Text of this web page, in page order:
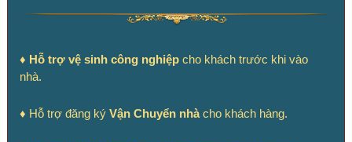
♦ Hỗ trợ vệ sinh công nghiệpcho khách trước khi vào
nhà.
♦ Hỗ trợ đăng ký Vận Chuyển nhàcho khách hàng.